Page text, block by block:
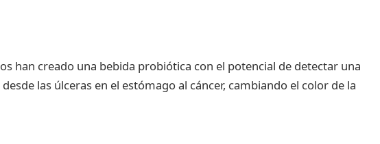
han creado una bebida probiótica con el potencial de detectar una
las úlceras en el estómago al cáncer, cambiando el color de la